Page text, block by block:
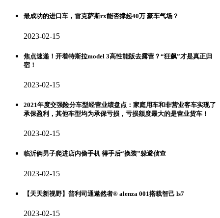
最成功的进口车，雷克萨斯rx能否撑起40万 豪车气场？
2023-02-15
焦点速递！开着特斯拉model 3高性能版去露营？“狂飙”才是真正归
宿！
2023-02-15
2021年度交强险分车型经营业绩盘点：家庭用车和非营业客车实现了
承保盈利，其他车型均为承保亏损，亏损额度最大的是营业货车！
2023-02-15
临沂俩男子爬进店内偷手机 得手后“换装”躲避侦查
2023-02-15
【天天新视野】普利司通遨然者® alenza 001搭载智己 ls7
2023-02-15